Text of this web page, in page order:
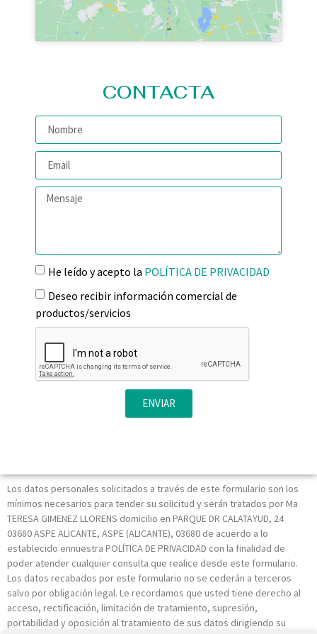
CONTACTA
He leído y acepto la POLÍTICA DE PRIVACIDAD
Deseo recibir información comercial de
productos/servicios
ENVIAR
Los datos personales solicitados a través de este formulario son los
mínimos necesarios para tender su solicitud y serán tratados por Ma
TERESA GIMENEZ LLORENS domicilio en PARQUE DR CALATAYUD, 24
03680 ASPE ALICANTE, ASPE (ALICANTE), 03680 de acuerdo a lo
establecido ennuestra POLÍTICA DE PRIVACIDAD con la finalidad de
poder atender cualquier consulta que realice desde este formulario.
Los datos recabados por este formulario no se cederán a terceros
salvo por obligación legal. Le recordamos que usted tiene derecho al
acceso, rectificación, limitación de tratamiento, supresión,
portabilidad y oposición al tratamiento de sus datos dirigiendo su